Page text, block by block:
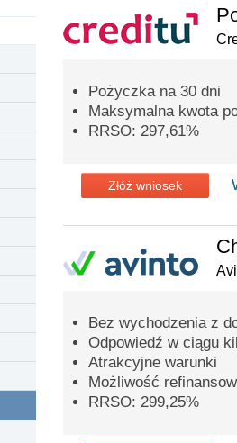
Pożyczka na 30 dni
Maksymalna kwota
RRSO: 297,61%
Złóż wniosek
Bez wychodzenia z
Odpowiedź w ciągu
Atrakcyjne warunki
Możliwość
RRSO: 299,25%